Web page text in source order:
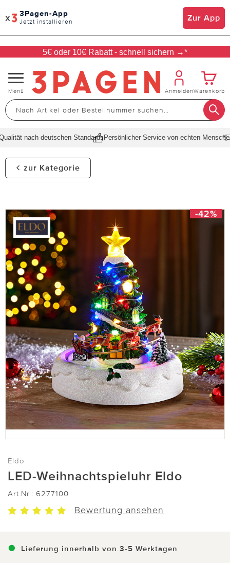
x 3Pagen-App
Jetzt installieren Zur App
5€ oder 10€ Rabatt - schnell sichern →*
Navigation
umschalten
Menü AnmeldenWarenkorb
nach deutschen StandardsPersönlicher Service von echten Menschen
zur Kategorie
-42%
Eldo
LED-Weihnachtspieluhr Eldo
Art.Nr.: 6277100
Bewertung ansehen
Lieferung innerhalb von 3-5 Werktagen